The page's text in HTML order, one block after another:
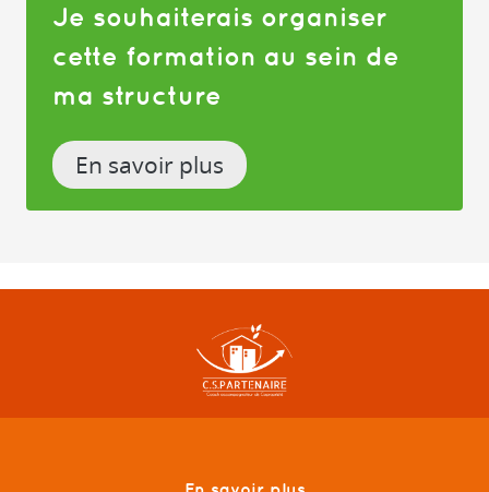
Je souhaiterais organiser
cette formation au sein de
ma structure
En savoir plus